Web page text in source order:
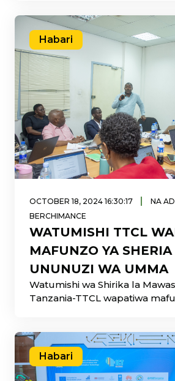
Habari
OCTOBER 18, 2024 16:30:17 |
NA
BERCHIMANCE
WATUMISHI TTCL
MAFUNZO YA SHERIA
UNUNUZI WA UMMA
Watumishi wa Shirika la
Tanzania-TTCL wapatiwa
Habari